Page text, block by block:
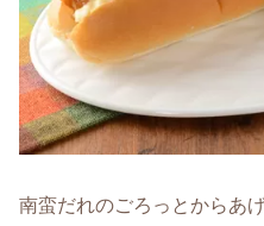
南蛮だれのごろっとからあ